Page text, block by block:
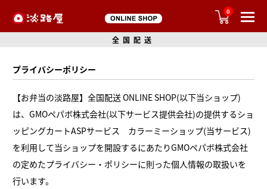
0
全国配送
プライバシーポリシー
【お弁当の淡路屋】全国配送 ONLINE SHOP(以下当ショップ)
は、GMOペパボ株式会社(以下サービス提供会社)の提供するショ
ッピングカートASPサービス カラーミーショップ(当サービス)
を利用して当ショップを開設するにあたりGMOペパボ株式会社
の定めたプライバシー・ポリシーに則った個人情報の取扱いを
行います。